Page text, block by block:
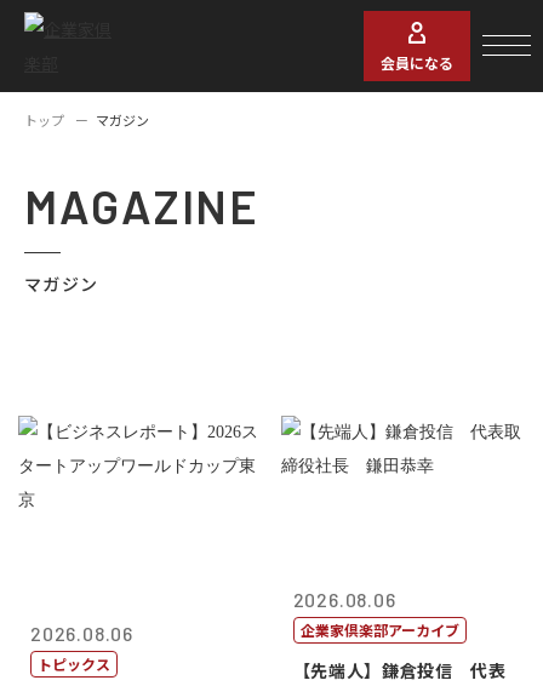
会員になる
トップ マガジン
MAGAZINE
マガジン
2026.08.06
トピックス
2026.08.06
企業家倶楽部アーカイブ
【先端人】鎌倉投信 代表